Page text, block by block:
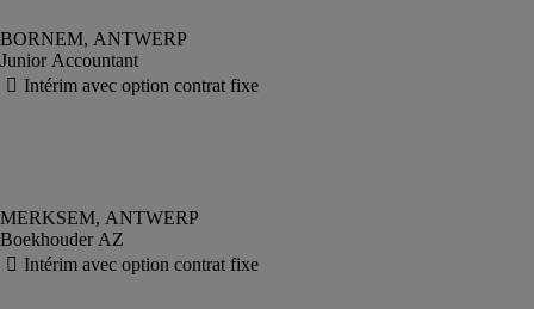
Junior Accountant
Boekhouder AZ